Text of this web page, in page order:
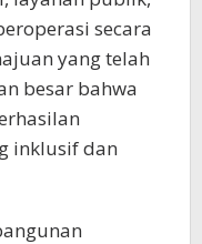
secara
yang telah
besar bahwa
inklusif dan